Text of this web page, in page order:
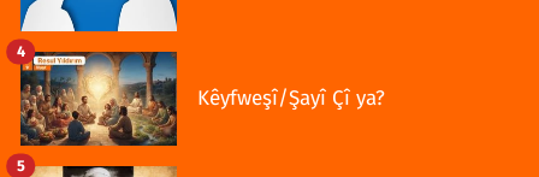
Kêyfweşî/Şayî Çî ya?
4
5